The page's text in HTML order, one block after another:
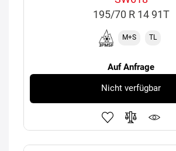
195/70 R 14 91T
M+S TL
Auf Anfrage
Nicht verfügbar